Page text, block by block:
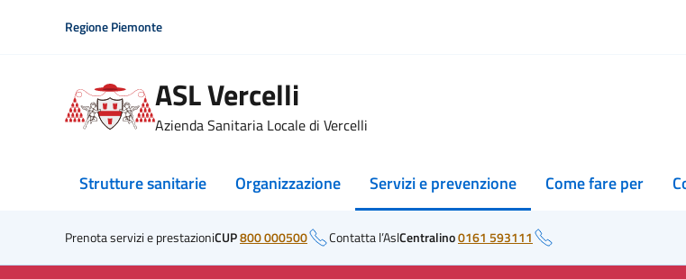
Regione Piemonte
ASL Vercelli
Azienda Sanitaria Locale di Vercelli
Strutture sanitarie Organizzazione Servizi e prevenzione Come fare per
Prenota servizi e prestazioniCUP800 000500 Contatta l’AslCentralino0161 593111